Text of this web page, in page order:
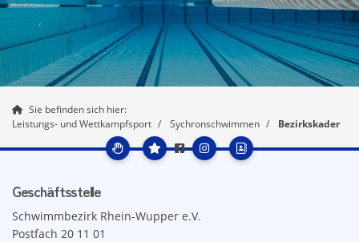
Sie befinden sich hier:
Leistungs- und Wettkampfsport
Sychronschwimmen Bezirkskader
Geschäftsstelle
Schwimmbezirk Rhein-Wupper e.V.
Postfach 20 11 01